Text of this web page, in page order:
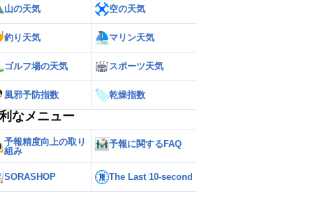
山の天気 空の天気
釣り天気 マリン天気
ゴルフ場の天気 スポーツ天気
風邪予防指数 乾燥指数
なメニュー
予報精度向上の取り
組み
予報に関するFAQ
SORASHOP The Last 10-second